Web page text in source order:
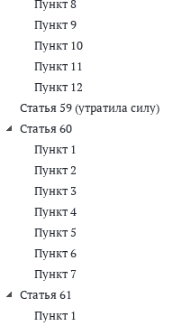
Пункт 8
Пункт 9
Пункт 10
Пункт 11
Пункт 12
Статья 59 (утратила силу)
Статья 60
Пункт 1
Пункт 2
Пункт 3
Пункт 4
Пункт 5
Пункт 6
Пункт 7
Статья 61
Пункт 1